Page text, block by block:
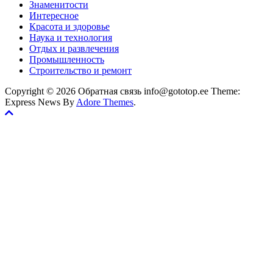
Знаменитости
Интересное
Красота и здоровье
Наука и технология
Отдых и развлечения
Промышленность
Строительство и ремонт
Copyright © 2026 Обратная связь info@gototop.ee Theme:
Express News By Adore Themes.